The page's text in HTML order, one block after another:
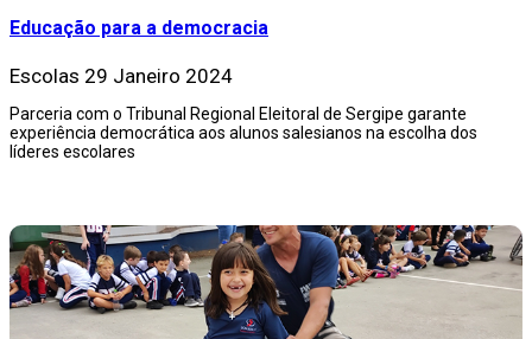
Educação para a democracia
Escolas 29 Janeiro 2024
Parceria com o Tribunal Regional Eleitoral de Sergipe garante
experiência democrática aos alunos salesianos na escolha dos
líderes escolares